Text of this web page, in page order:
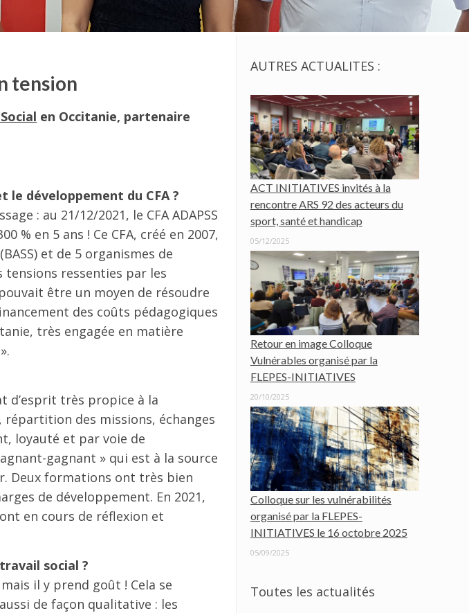
tension
en Occitanie, partenaire
le développement du CFA ?
: au 21/12/2021, le CFA ADAPSS
en 5 ans ! Ce CFA, créé en 2007,
et de 5 organismes de
ressenties par les
être un moyen de résoudre
des coûts pédagogiques
très engagée en matière
d’esprit très propice à la
des missions, échanges
loyauté et par voie de
gagnant » qui est à la source
Deux formations ont très bien
de développement. En 2021,
en cours de réflexion et
social ?
il y prend goût ! Cela se
de façon qualitative : les
AUTRES ACTUALITES :
ACT INITIATIVES invités à la
rencontre ARS 92 des acteurs du
sport, santé et handicap
05/12/2025
Retour en image Colloque
Vulnérables organisé par la
FLEPES-INITIATIVES
20/10/2025
Colloque sur les vulnérabilités
organisé par la FLEPES-
INITIATIVES le 16 octobre 2025
05/09/2025
Toutes les actualités